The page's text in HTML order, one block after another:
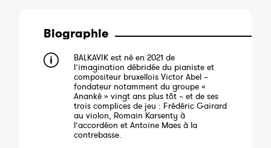
Biographie
BALKAVIK est né en 2021 de
l’imagination débridée du pianiste et
compositeur bruxellois Victor Abel –
fondateur notamment du groupe «
Ananké » vingt ans plus tôt – et de ses
trois complices de jeu : Frédéric Gairard
au violon, Romain Karsenty à
l’accordéon et Antoine Maes à la
contrebasse.